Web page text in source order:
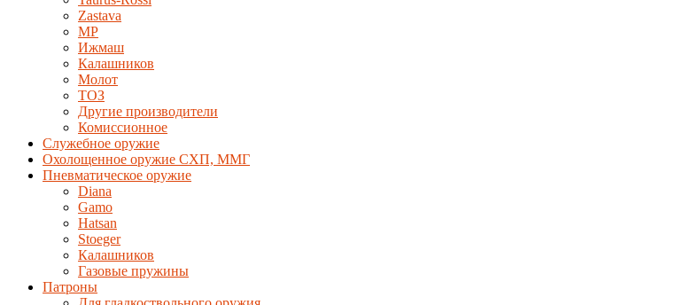
Zastava
MP
Ижмаш
Калашников
Молот
ТОЗ
Другие производители
Комиссионное
Служебное оружие
Охолощенное оружие СХП, ММГ
Пневматическое оружие
Diana
Gamo
Hatsan
Stoeger
Калашников
Газовые пружины
Патроны